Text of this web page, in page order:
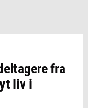
fra
liv i